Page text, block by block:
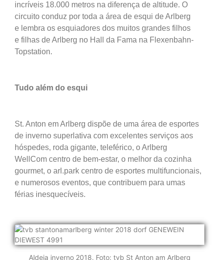
incríveis 18.000 metros na diferença de altitude. O
circuito conduz por toda a área de esqui de Arlberg
e lembra os esquiadores dos muitos grandes filhos
e filhas de Arlberg no Hall da Fama na Flexenbahn-
Topstation.
Tudo além do esqui
St. Anton em Arlberg dispõe de uma área de esportes
de inverno superlativa com excelentes serviços aos
hóspedes, roda gigante, teleférico, o Arlberg
WellCom centro de bem-estar, o melhor da cozinha
gourmet, o arl.park centro de esportes multifuncionais,
e numerosos eventos, que contribuem para umas
férias inesquecíveis.
Aldeia inverno 2018. Foto: tvb St Anton am Arlberg